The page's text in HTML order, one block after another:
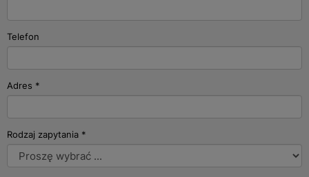
Telefon
Adres *
Rodzaj zapytania *